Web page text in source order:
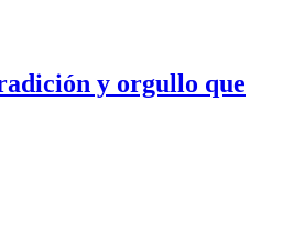
y orgullo que